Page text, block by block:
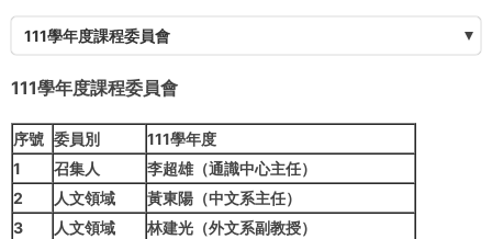
111學年度課程委員會
111學年度課程委員會
序號 委員別
111學年度
1
召集人
李超雄（通識中心主任）
2
人文領域
黃東陽（中文系主任）
3
人文領域
林建光（外文系副教授）